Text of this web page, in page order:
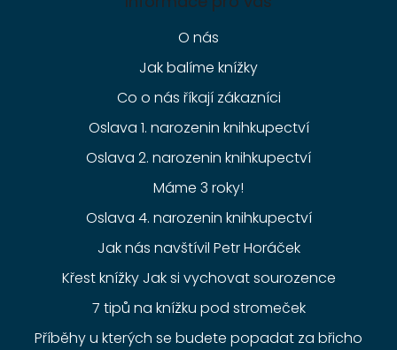
O nás
Jak balíme knížky
Co o nás říkají zákazníci
Oslava 1. narozenin knihkupectví
Oslava 2. narozenin knihkupectví
Máme 3 roky!
Oslava 4. narozenin knihkupectví
Jak nás navštívil Petr Horáček
Křest knížky Jak si vychovat sourozence
7 tipů na knížku pod stromeček
Příběhy u kterých se budete popadat za břicho